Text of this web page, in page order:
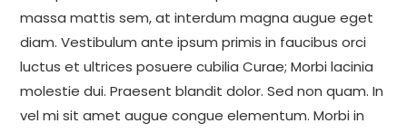
massa mattis sem, at interdum magna augue eget
diam. Vestibulum ante ipsum primis in faucibus orci
luctus et ultrices posuere cubilia Curae; Morbi lacinia
molestie dui. Praesent blandit dolor. Sed non quam. In
vel mi sit amet augue congue elementum. Morbi in